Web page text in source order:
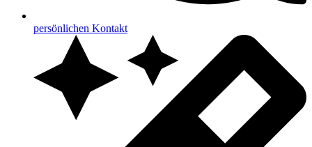
persönlichen Kontakt